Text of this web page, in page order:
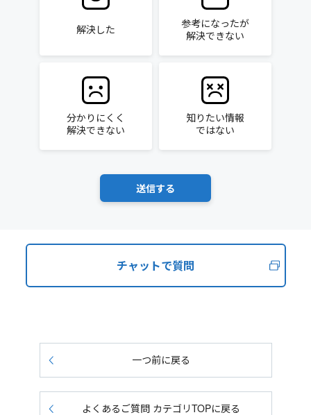
解決した
参考になったが
解決できない
分かりにくく
解決できない
知りたい情報
ではない
チャットで質問
一つ前に戻る
よくあるご質問 カテゴリTOPに戻る